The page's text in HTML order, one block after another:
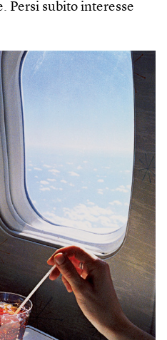
Persi subito interesse